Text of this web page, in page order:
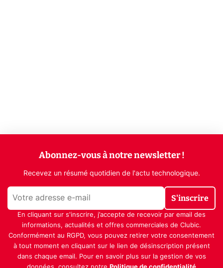
Abonnez-vous à notre newsletter !
Recevez un résumé quotidien de l'actu technologique.
S'inscrire
En cliquant sur s'inscrire, j’accepte de recevoir par email des
informations, actualités et offres commerciales de Clubic.
Conformément au RGPD, vous pouvez retirer votre consentement
à tout moment en cliquant sur le lien de désinscription présent
dans chaque email. Pour en savoir plus sur la gestion de vos